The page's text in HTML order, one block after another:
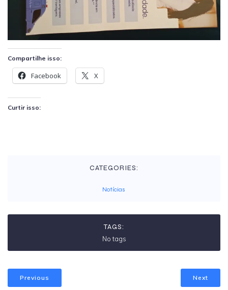
Compartilhe isso:
Facebook X
Curtir isso:
CATEGORIES:
Notícias
TAGS:
No tags
Previous Next